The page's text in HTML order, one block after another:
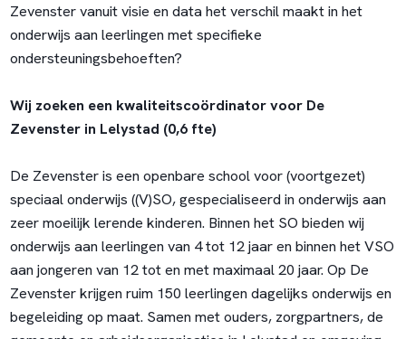
Zevenster vanuit visie en data het verschil maakt in het
onderwijs aan leerlingen met specifieke
ondersteuningsbehoeften?
Wij zoeken een kwaliteitscoördinator voor De
Zevenster in Lelystad (0,6fte)
De Zevenster is een openbare school voor (voortgezet)
speciaal onderwijs ((V)SO, gespecialiseerd in onderwijs aan
zeer moeilijk lerende kinderen. Binnen het SO bieden wij
onderwijs aan leerlingen van 4 tot 12 jaar en binnen het VSO
aan jongeren van 12 tot en met maximaal 20 jaar. Op De
Zevenster krijgen ruim 150 leerlingen dagelijks onderwijs en
begeleiding op maat. Samen met ouders, zorgpartners, de